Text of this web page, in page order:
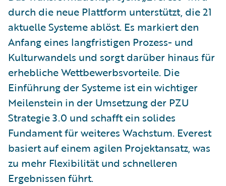
durch die neue Plattform unterstützt, die 21
aktuelle Systeme ablöst. Es markiert den
Anfang eines langfristigen Prozess- und
Kulturwandels und sorgt darüber hinaus für
erhebliche Wettbewerbsvorteile. Die
Einführung der Systeme ist ein wichtiger
Meilenstein in der Umsetzung der PZU
Strategie 3.0 und schafft ein solides
Fundament für weiteres Wachstum. Everest
basiert auf einem agilen Projektansatz, was
zu mehr Flexibilität und schnelleren
Ergebnissen führt.